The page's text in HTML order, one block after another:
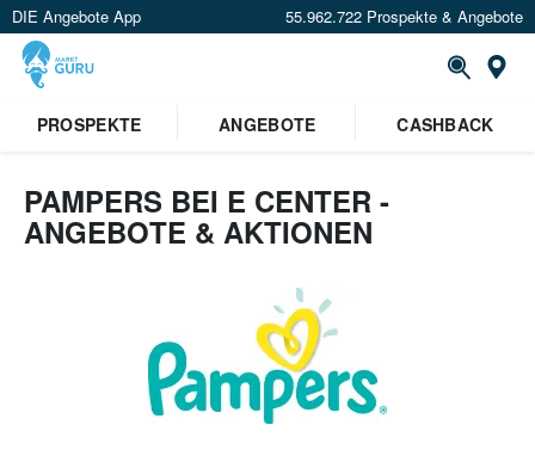
DIE Angebote App 55.962.722 Prospekte & Angebote
Standort festlegen
PROSPEKTE ANGEBOTE CASHBACK
PAMPERS BEI E CENTER -
ANGEBOTE & AKTIONEN